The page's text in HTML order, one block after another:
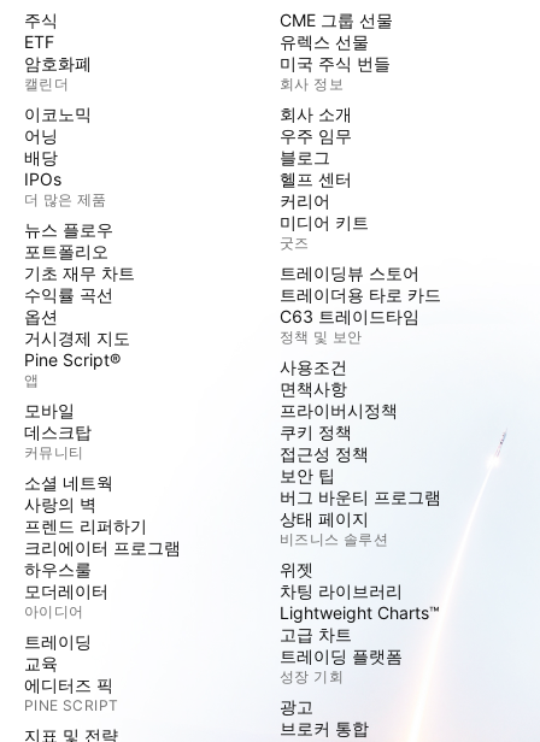
주식
ETF
암호화폐
캘린더
이코노믹
어닝
배당
IPOs
더 많은 제품
뉴스 플로우
포트폴리오
기초 재무 차트
수익률 곡선
옵션
거시경제 지도
Pine Script®
앱
모바일
데스크탑
커뮤니티
소셜 네트웍
사랑의 벽
프렌드 리퍼하기
크리에이터 프로그램
하우스룰
모더레이터
아이디어
트레이딩
교육
에디터즈 픽
PINE SCRIPT
지표 및 전략
CME 그룹 선물
유렉스 선물
미국 주식 번들
회사 정보
회사 소개
우주 임무
블로그
헬프 센터
커리어
미디어 키트
굿즈
트레이딩뷰 스토어
트레이더용 타로 카드
C63 트레이드타임
정책 및 보안
사용조건
면책사항
프라이버시정책
쿠키 정책
접근성 정책
보안 팁
버그 바운티 프로그램
상태 페이지
비즈니스 솔루션
위젯
차팅 라이브러리
Lightweight Charts™
고급 차트
트레이딩 플랫폼
성장 기회
광고
브로커 통합